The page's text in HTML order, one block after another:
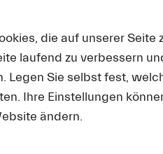
erkäre ich mich
über Lucerne
darf. Ich nehme zur
entstehen, an mich
die auf unserer Seite
laufend zu verbessern
Legen Sie selbst fest,
Ihre Einstellungen
ändern.